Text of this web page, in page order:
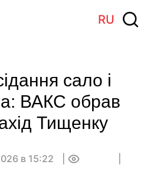
RU
сало і
ВАКС обрав
Тищенку
в 15:22